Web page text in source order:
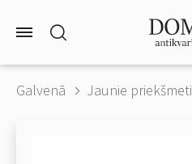
Galvenā Jaunie priekšmeti